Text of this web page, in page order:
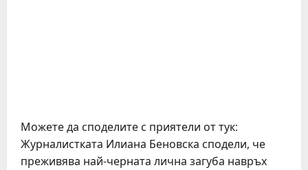
Можете да споделите с приятели от тук:
Журналистката Илиана Беновска сподели, че
преживява най-черната лична загуба навръх